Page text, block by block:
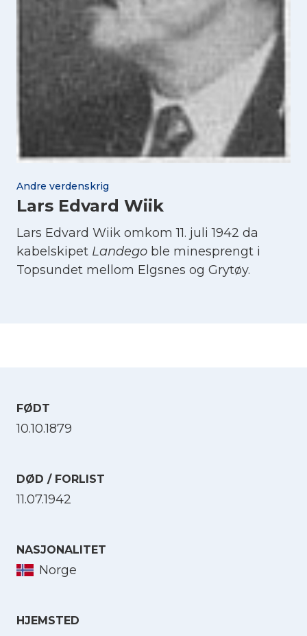
Andre verdenskrig
Lars Edvard Wiik
Lars Edvard Wiik omkom 11. juli 1942 da
kabelskipet Landego ble minesprengt i
Topsundet mellom Elgsnes og Grytøy.
FØDT
10.10.1879
DØD / FORLIST
11.07.1942
NASJONALITET
Norge
HJEMSTED